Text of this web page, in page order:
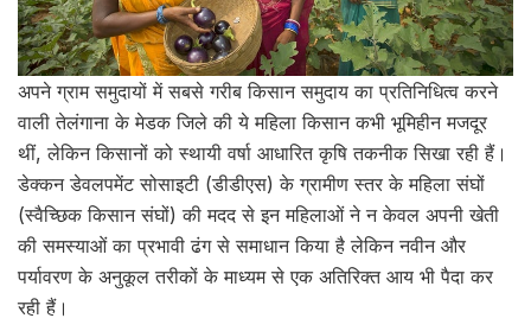
अपने ग्राम समुदायों में सबसे गरीब किसान समुदाय का प्रतिनिधित्व करने
वाली तेलंगाना के मेडक जिले की ये महिला किसान कभी भूमिहीन मजदूर
थीं, लेकिन किसानों को स्थायी वर्षा आधारित कृषि तकनीक सिखा रही हैं।
डेक्कन डेवलपमेंट सोसाइटी (डीडीएस) के ग्रामीण स्तर के महिला संघों
(स्वैच्छिक किसान संघों) की मदद से इन महिलाओं ने न केवल अपनी खेती
की समस्याओं का प्रभावी ढंग से समाधान किया है लेकिन नवीन और
पर्यावरण के अनुकूल तरीकों के माध्यम से एक अतिरिक्त आय भी पैदा कर
रही हैं।